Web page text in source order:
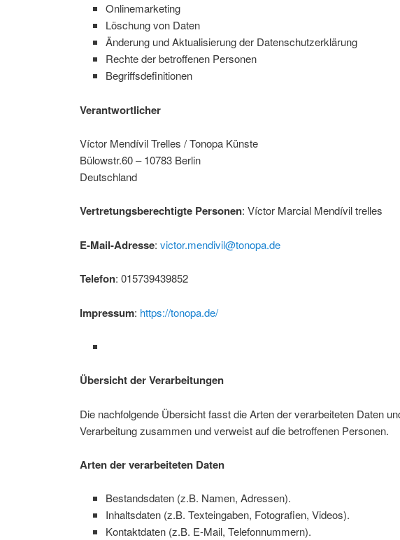
Onlinemarketing
Löschung von Daten
Änderung und Aktualisierung der Datenschutzerklärung
Rechte der betroffenen Personen
Begriffsdefinitionen
Verantwortlicher
Víctor Mendívil Trelles / Tonopa Künste
Bülowstr.60 – 10783 Berlin
Deutschland
Vertretungsberechtigte Personen: Víctor Marcial Mendívil trelles
E-Mail-Adresse: victor.mendivil@tonopa.de
Telefon: 015739439852
Impressum: https://tonopa.de/
Übersicht der Verarbeitungen
Die nachfolgende Übersicht fasst die Arten der verarbeiteten Daten
Verarbeitung zusammen und verweist auf die betroffenen Personen.
Arten der verarbeiteten Daten
Bestandsdaten (z.B. Namen, Adressen).
Inhaltsdaten (z.B. Texteingaben, Fotografien, Videos).
Kontaktdaten (z.B. E-Mail, Telefonnummern).